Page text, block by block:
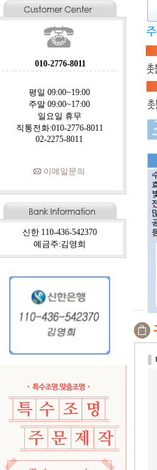
010-2776-8011
평일 09:00~19:00
주말 09:00~17:00
일요일 휴무
직통전화:010-2776-8011
02-2275-8011
이메일문의
신한 110-436-542370
예금주:김영희